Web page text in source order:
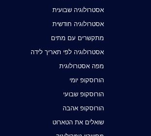
אסטרולוגיה שבועית
אסטרולוגיה חודשית
מתקשרים עם מתים
אסטרולוגיה לפי תאריך לידה
מפה אסטרולוגית
הורוסקופ יומי
הורוסקופ שבועי
הורוסקופ אהבה
שואלים את הטארוט